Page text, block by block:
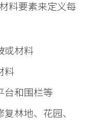
料要素来定义每
或材料
料
台和围栏等
林地、花园、